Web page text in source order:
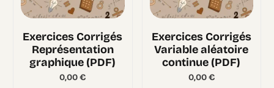
Exercices Corrigés
Représentation
graphique (PDF)
0,00€
Exercices Corrigés
Variable aléatoire
continue (PDF)
0,00€